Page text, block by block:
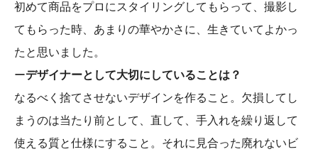
初めて商品をプロにスタイリングしてもらって、撮影し
てもらった時、あまりの華やかさに、生きていてよかっ
たと思いました。
ーデザイナーとして大切にしていることは？
なるべく捨てさせないデザインを作ること。欠損してし
まうのは当たり前として、直して、手入れを繰り返して
使える質と仕様にすること。それに見合った廃れないビ